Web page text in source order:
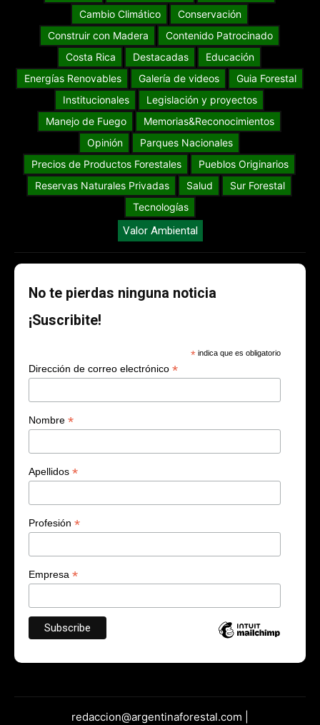
Cambio Climático
Conservación
Construir con Madera
Contenido Patrocinado
Costa Rica
Destacadas
Educación
Energías Renovables
Galería de videos
Guia Forestal
Institucionales
Legislación y proyectos
Manejo de Fuego
Memorias&Reconocimientos
Opinión
Parques Nacionales
Precios de Productos Forestales
Pueblos Originarios
Reservas Naturales Privadas
Salud
Sur Forestal
Tecnologías
Valor Ambiental
No te pierdas ninguna noticia
¡Suscribite!
* indica que es obligatorio
Dirección de correo electrónico *
Nombre *
Apellidos *
Profesión *
Empresa *
redaccion@argentinaforestal.com |